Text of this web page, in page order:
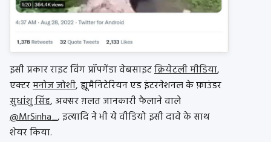
इसी प्रकार राइट विंग प्रॉपगेंडा वेबसाइटक्रियेटली मीडिया,
एक्टरमनोज जोशी, ह्यूमैनिटेरियन एड इंटरनेशनल के फ़ाउंडर
सुधांशु सिंह, अक्सर ग़लत जानकारी फैलाने वाले
@MrSinha_, इत्यादि ने भी ये वीडियो इसी दावे के साथ
शेयर किया.